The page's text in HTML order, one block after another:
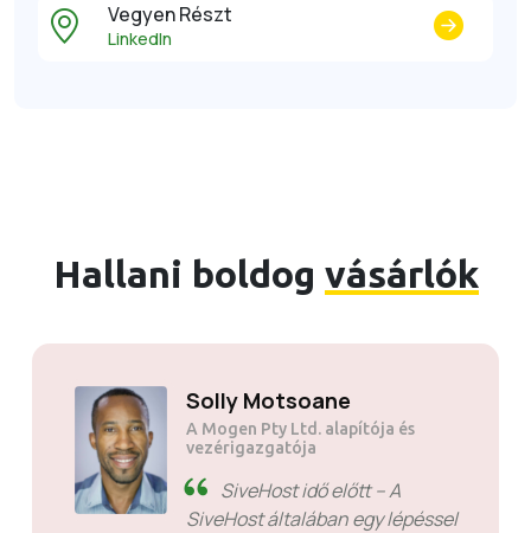
Vegyen Részt
LinkedIn
Hallani boldog vásárlók
Solly Motsoane
A Mogen Pty Ltd. alapítója és
vezérigazgatója
SiveHost idő előtt – A
SiveHost általában egy lépéssel